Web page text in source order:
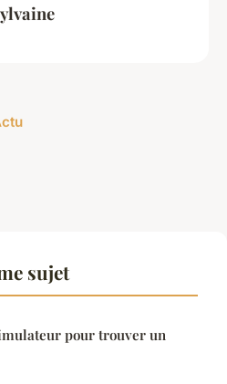
sujet
pour trouver un